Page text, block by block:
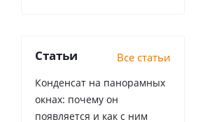
Статьи Все статьи
Конденсат на панорамных
окнах: почему он
появляется и как с ним